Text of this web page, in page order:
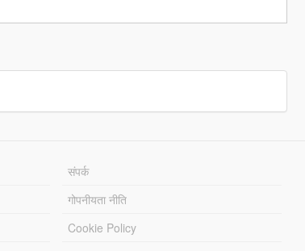
संपर्क
गोपनीयता नीति
Cookie Policy